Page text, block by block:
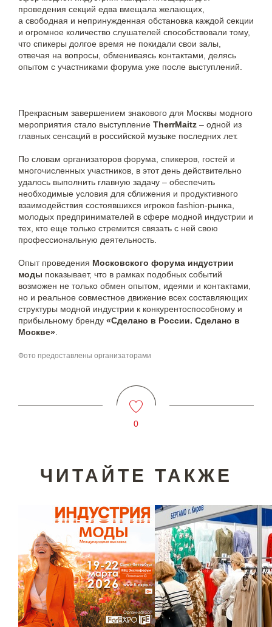
проведения секций едва вмещала желающих,
а свободная и непринужденная обстановка каждой секции
и огромное количество слушателей способствовали тому,
что спикеры долгое время не покидали свои залы,
отвечая на вопросы, обмениваясь контактами, делясь
опытом с участниками форума уже после выступлений.
Прекрасным завершением знакового для Москвы модного
мероприятия стало выступление TherrMaitz – одной из
главных сенсаций в российской музыке последних лет.
По словам организаторов форума, спикеров, гостей и
многочисленных участников, в этот день действительно
удалось выполнить главную задачу – обеспечить
необходимые условия для сближения и продуктивного
взаимодействия состоявшихся игроков fashion-рынка,
молодых предпринимателей в сфере модной индустрии и
тех, кто еще только стремится связать с ней свою
профессиональную деятельность.
Опыт проведения Московского форума индустрии
моды показывает, что в рамках подобных событий
возможен не только обмен опытом, идеями и контактами,
но и реальное совместное движение всех составляющих
структуры модной индустрии к конкурентоспособному и
прибыльному бренду «Сделано в России. Сделано в
Москве»
Фото предоставлены организаторами
0
ЧИТАЙТЕ ТАКЖЕ